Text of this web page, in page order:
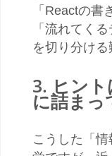
「Reactの書
「流れてく
を切り分ける
3. ヒント
に詰まっ
こうした「